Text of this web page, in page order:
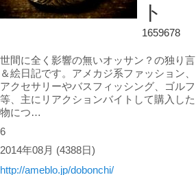
ト
1659678
世間に全く影響の無いオッサン？の独り言
＆絵日記です。アメカジ系ファッション、
アクセサリーやバスフィッシング、ゴルフ
等、主にリアクションバイトして購入した
物につ…
6
2014年08月 (4388日)
http://ameblo.jp/dobonchi/